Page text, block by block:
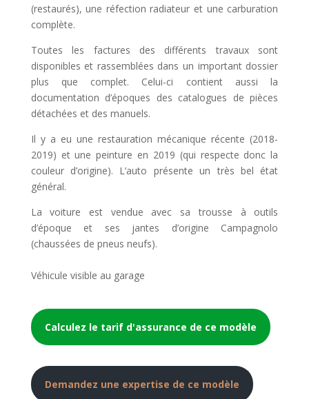
(restaurés), une réfection radiateur et une carburation
complète.
Toutes les factures des différents travaux sont
disponibles et rassemblées dans un important dossier
plus que complet. Celui-ci contient aussi la
documentation d’époques des catalogues de pièces
détachées et des manuels.
Il y a eu une restauration mécanique récente (2018-
2019) et une peinture en 2019 (qui respecte donc la
couleur d’origine). L’auto présente un très bel état
général.
La voiture est vendue avec sa trousse à outils
d’époque et ses jantes d’origine Campagnolo
(chaussées de pneus neufs).
Véhicule visible au garage
Calculez le tarif d'assurance de ce modèle
Demandez une expertise de ce modèle